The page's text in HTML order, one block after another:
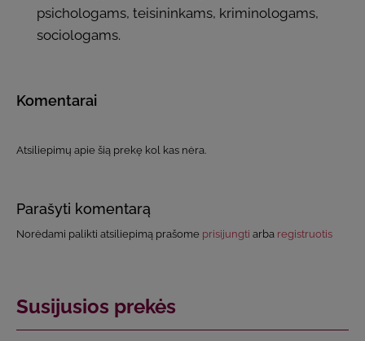
psichologams, teisininkams, kriminologams,
sociologams.
Komentarai
Atsiliepimų apie šią prekę kol kas nėra.
Parašyti komentarą
Norėdami palikti atsiliepimą prašome prisijungti arba registruotis
Susijusios prekės